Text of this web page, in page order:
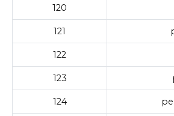
120
121
122
123
124